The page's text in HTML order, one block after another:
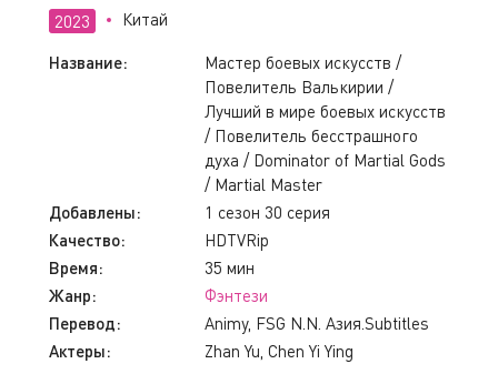
2023 Китай
Название:
Мастер боевых искусств /
Повелитель Валькирии /
Лучший в мире боевых искусств
/ Повелитель бесстрашного
духа / Dominator of Martial Gods
/ Martial Master
Добавлены:
1 сезон 30 серия
Качество:
HDTVRip
Время:
35 мин
Жанр:
Фэнтези
Перевод:
Animy, FSG N.N. Азия.Subtitles
Актеры:
Zhan Yu, Chen Yi Ying